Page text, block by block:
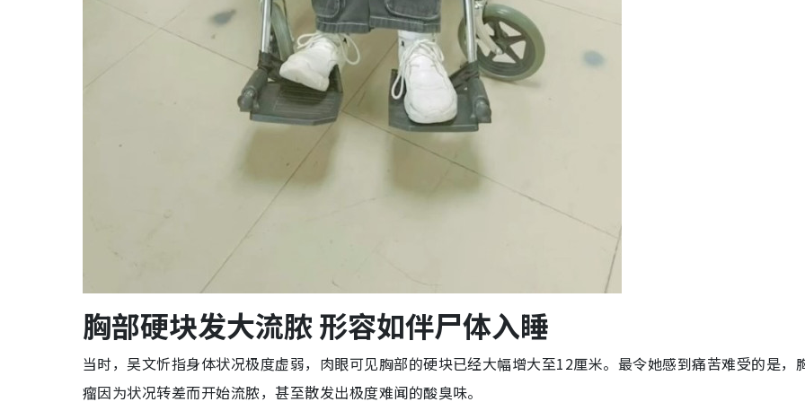
胸部硬块发大流脓 形容如伴尸体入睡
当时，吴文忻指身体状况极度虚弱，肉眼可见胸部的硬块已经大幅增大至12厘米。最令她感到痛苦难受的是，
瘤因为状况转差而开始流脓，甚至散发出极度难闻的酸臭味。